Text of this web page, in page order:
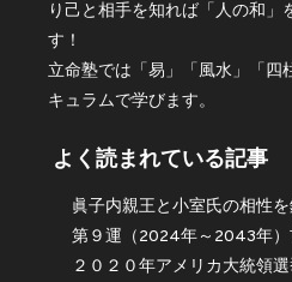
り己と相手を知れば「人の和」
す！
立命塾では「易」「風水」「四
キュラムで学びます。
よく読まれている記事
眞子内親王と小室氏の相性
第９運（2024年～2043年）
２０２０年アメリカ大統領